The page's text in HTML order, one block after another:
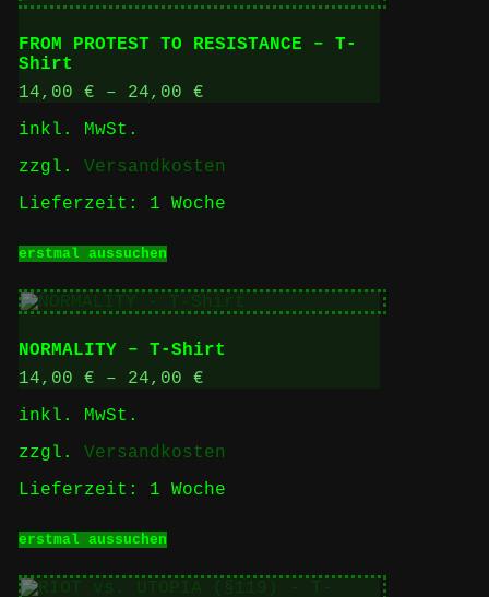
auf.
Die
Optionen
auf
werden
FROM PROTEST TO RESISTANCE – T-
Shirt
14,00 € – 24,00 €
inkl. MwSt.
zzgl. Versandkosten
Lieferzeit: 1 Woche
erstmal aussuchenProdukt
mehrere
Varianten
auf.
Die
Optionen
Produktseite
werden
NORMALITY – T-Shirt
14,00 € – 24,00 €
inkl. MwSt.
zzgl. Versandkosten
Lieferzeit: 1 Woche
erstmal aussuchenProdukt
mehrere